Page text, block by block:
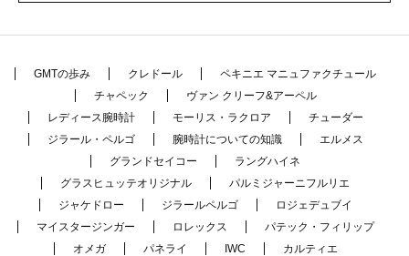
GMTの歩み クレドール
ペキニエ マニュファクチュール
チャペック
ヴァン クリーフ&アーペル
レディース腕時計
モーリス・ラクロア
チューダー
ジラール・ペルゴ
腕時計についての知識
エルメス
グランドセイコー
ラングハイネ
グラスヒュッテオリジナル
パルミジャーニフルリエ
ジャケドロー
ジラールペルゴ
ロジェデュブイ
マイスタージンガー
ロレックス
パテック・フィリップ
オメガ
パネライ IWC
カルティエ